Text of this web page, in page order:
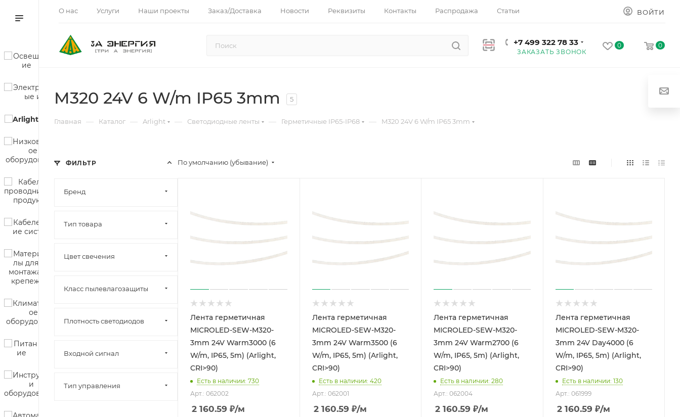
О нас Услуги Наши проекты Заказ/Доставка Новости Реквизиты Контакты Распродажа Статьи ВОЙТИ
+7 499 322 78 33
ЗАКАЗАТЬ ЗВОНОК
0 0
M320 24V 6 W/m IP65 3mm 5
Главная — Каталог — Arlight — Светодиодные ленты — Герметичные IP65-IP68 — M320 24V 6 W/m IP65 3mm
По умолчанию (убывание)
Лента герметичная
MICROLED-SEW-M320-
3mm 24V Warm3000 (6
W/m, IP65, 5m) (Arlight,
CRI>90)
Есть в наличии: 730
Арт.: 062002
2 160.59 ₽/м
Лента герметичная
MICROLED-SEW-M320-
3mm 24V Warm3500 (6
W/m, IP65, 5m) (Arlight,
CRI>90)
Есть в наличии: 420
Арт.: 062001
2 160.59 ₽/м
Лента герметичная
MICROLED-SEW-M320-
3mm 24V Warm2700 (6
W/m, IP65, 5m) (Arlight,
CRI>90)
Есть в наличии: 280
Арт.: 062004
2 160.59 ₽/м
Лента герметичная
MICROLED-SEW-M320-
3mm 24V Day4000 (6
W/m, IP65, 5m) (Arlight,
CRI>90)
Есть в наличии: 130
Арт.: 061999
2 160.59 ₽/м
ФИЛЬТР
Бренд
Тип товара
Цвет свечения
Класс пылевлагозащиты
Плотность светодиодов
Входной сигнал
Тип управления